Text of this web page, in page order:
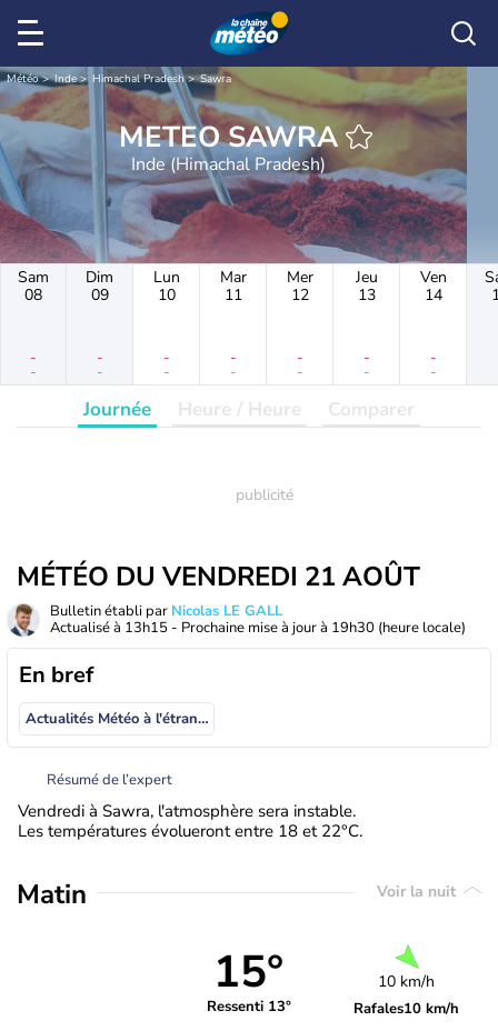
Météo Inde Himachal Pradesh Sawra
METEO SAWRA
Inde (Himachal Pradesh)
Sam
08
-
-
Dim
09
-
-
Lun
10
-
-
Mar
11
-
-
Mer
12
-
-
Jeu
13
-
-
Ven
14
-
-
Journée Heure / Heure Comparer
MÉTÉO DU VENDREDI 21 AOÛT
Bulletin établi par Nicolas LE GALL
Actualisé à 13h15 - Prochaine mise à jour à 19h30 (heure locale)
En bref
Actualités Météo à l'étranger
Résumé de l’expert
Vendredi à Sawra, l'atmosphère sera instable.
Les températures évolueront entre 18 et 22°C.
Matin Voir la nuit
15°
Ressenti 13°
10 km/h
Rafales10 km/h